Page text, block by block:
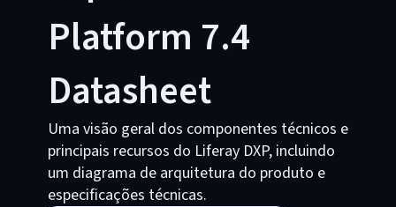
Platform 7.4
Datasheet
Uma visão geral dos componentes técnicos e
principais recursos do Liferay DXP, incluindo
um diagrama de arquitetura do produto e
especificações técnicas.